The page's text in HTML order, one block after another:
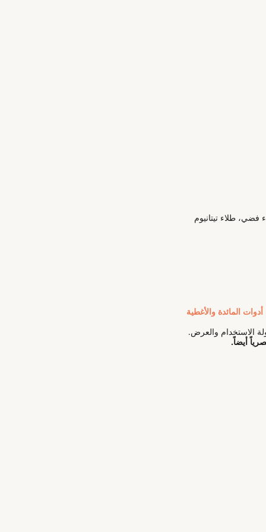
طلاء تيتانيوم
المائدة والأغطية
الاستخدام والعرض.
أيضاً.